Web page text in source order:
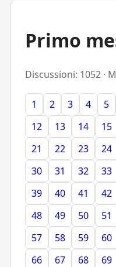
Primo
Discussioni: 1052 ·
1 2 3 4 5
12
13 14 15
21
22 23 24
30
31 32 33
39
40 41 42
48
49 50 51
57
58 59 60
66
67 68 69